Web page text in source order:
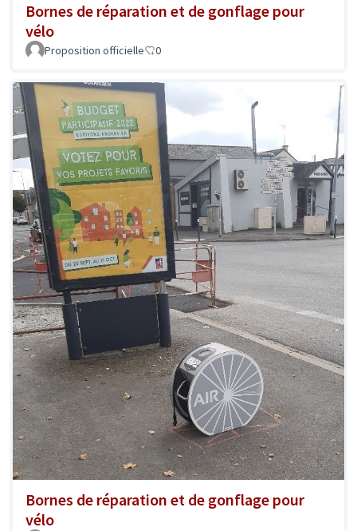
Bornes de réparation et de gonflage pour
vélo
Proposition officielle 0
Bornes de réparation et de gonflage pour
vélo